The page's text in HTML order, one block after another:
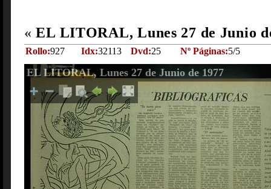
« EL LITORAL, Lunes 27 de Junio
Rollo:927 Idx:32113 Dvd:25 Nº Páginas:5/5
EL LITORAL, Lunes 27 de Junio de 1977